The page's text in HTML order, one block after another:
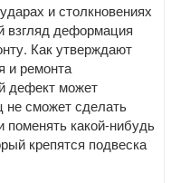
и столкновениях
взгляд деформация
Как утверждают
и ремонта
дефект может
не сможет сделать
поменять какой-нибудь
крепятся подвеска